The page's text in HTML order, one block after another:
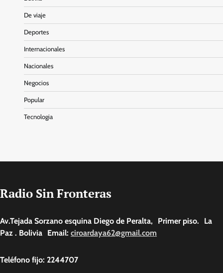
De viaje
Deportes
Internacionales
Nacionales
Negocios
Popular
Tecnologia
Radio Sin Fronteras
Av.Tejada Sorzano esquina Diego de Peralta, Primer piso. La
Paz . Bolivia Email: ciroardaya62@gmail.com
Teléfono fijo: 2244707